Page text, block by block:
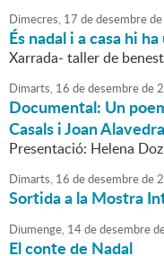
Dimecres, 17 dedesembrede
És nadal i a casa hi
Xarrada- taller de
Dimarts, 16 dedesembrede
Documental: Un
Casals i Joan Alavedra
Presentació: Helena
Dimarts, 16 dedesembrede
Sortida a la Mostra
Diumenge, 14dedesembre
El conte de Nadal